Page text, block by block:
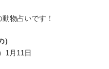
物占いです！
1月11日